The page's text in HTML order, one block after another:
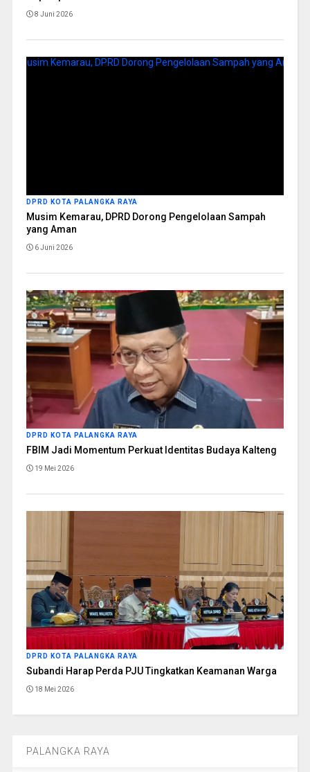
8 Juni 2026
DPRD KOTA PALANGKA RAYA
Musim Kemarau, DPRD Dorong Pengelolaan Sampah
yang Aman
6 Juni 2026
DPRD KOTA PALANGKA RAYA
FBIM Jadi Momentum Perkuat Identitas Budaya Kalteng
19 Mei 2026
DPRD KOTA PALANGKA RAYA
Subandi Harap Perda PJU Tingkatkan Keamanan Warga
18 Mei 2026
PALANGKA RAYA